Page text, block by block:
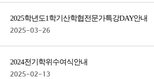
2025학년도 1학기 산학협전문가 특강DAY 안내
2025-03-26
2024 전기 학위수여식 안내
2025-02-13